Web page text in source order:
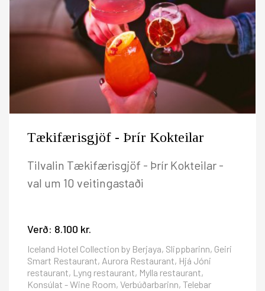
Tækifærisgjöf - Þrír Kokteilar
Tilvalin Tækifærisgjöf - Þrír Kokteilar -
val um 10 veitingastaði
Verð: 8.100 kr.
Iceland Hotel Collection by Berjaya, Slippbarinn, Geiri
Smart Restaurant, Aurora Restaurant, Hjá Jóni
restaurant, Lyng restaurant, Mylla restaurant,
Konsúlat - Wine Room, Verbúðarbarinn, Telebar